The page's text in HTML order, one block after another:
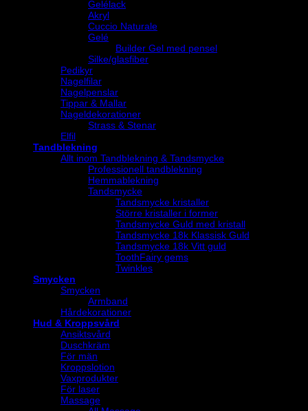
Gelélack
Akryl
Cuccio Naturale
Gelé
Builder Gel med pensel
Silke/glasfiber
Pedikyr
Nagelfilar
Nagelpenslar
Tippar & Mallar
Nageldekorationer
Strass & Stenar
Elfil
Tandblekning
Allt inom Tandblekning & Tandsmycke
Professionell tandblekning
Hemmablekning
Tandsmycke
Tandsmycke kristaller
Större kristaller i former
Tandsmycke Guld med kristall
Tandsmycke 18k Klassisk Guld
Tandsmycke 18k Vitt guld
ToothFairy gems
Twinkles
Smycken
Smycken
Armband
Hårdekorationer
Hud & Kroppsvård
Ansiktsvård
Duschkräm
För män
Kroppslotion
Vaxprodukter
För laser
Massage